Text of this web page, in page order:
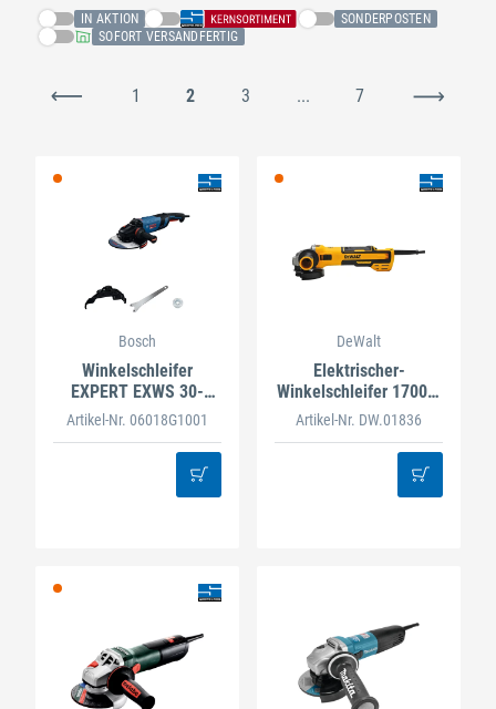
IN AKTION
SONDERPOSTEN
SOFORT VERSANDFERTIG
1 2 3 ... 7
Bosch
Winkelschleifer
EXPERT EXWS 30-
230B
Artikel-Nr. 06018G1001
DeWalt
Elektrischer-
Winkelschleifer 1700W
BL DWE4357
Artikel-Nr. DW.01836